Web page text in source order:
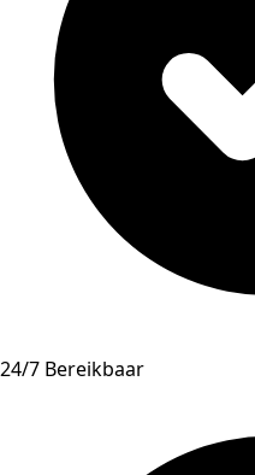
24/7 Bereikbaar